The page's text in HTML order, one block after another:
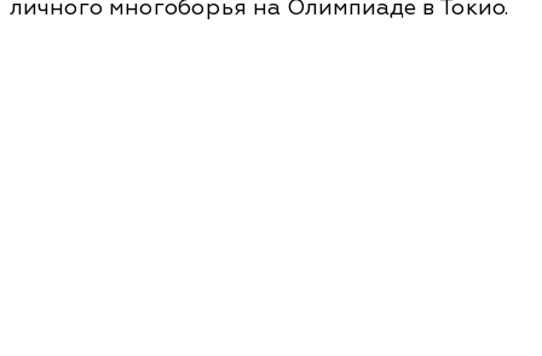
личного многоборья на Олимпиаде в Токио.